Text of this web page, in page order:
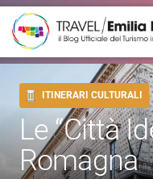
ITINERARI CULTURALI
Le “Città
Romagna